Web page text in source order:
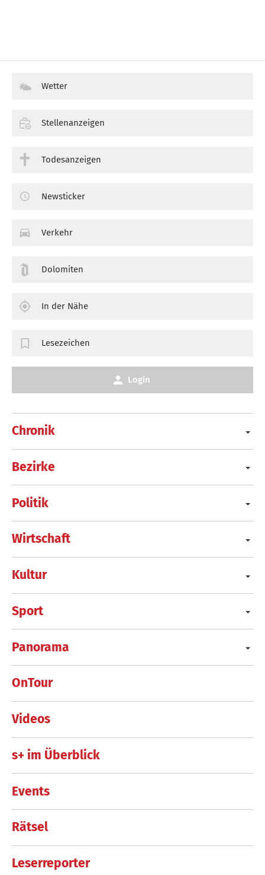
Chronik
Bezirke
Politik
Wirtschaft
Kultur
Sport
Panorama
OnTour
Videos
s+ im Überblick
Events
Rätsel
Leserreporter
Wetter
Stellenanzeigen
Todesanzeigen
Newsticker
Verkehr
Dolomiten
In der Nähe
Lesezeichen
Login